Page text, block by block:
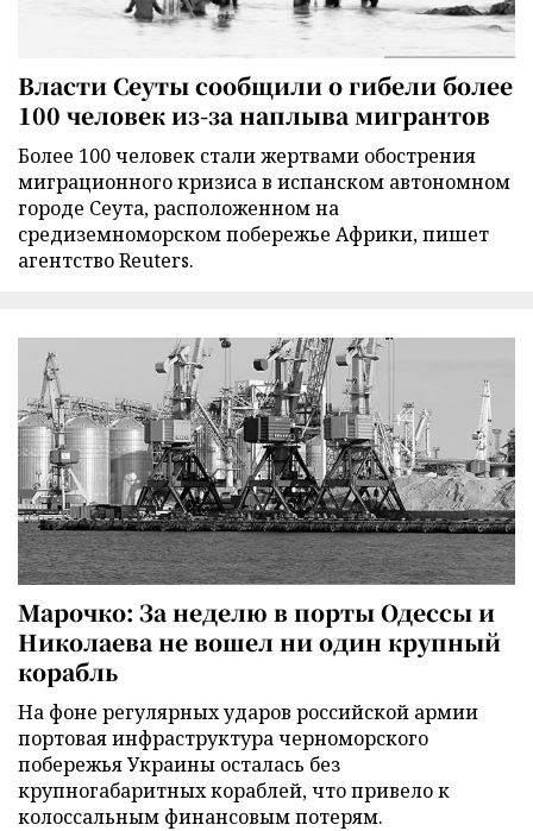
Власти Сеуты сообщили о гибели более
100 человек из-за наплыва мигрантов
Более 100 человек стали жертвами обострения
миграционного кризиса в испанском автономном
городе Сеута, расположенном на
средиземноморском побережье Африки, пишет
агентство Reuters.
Марочко: За неделю в порты Одессы и
Николаева не вошел ни один крупный
корабль
На фоне регулярных ударов российской армии
портовая инфраструктура черноморского
побережья Украины осталась без
крупногабаритных кораблей, что привело к
колоссальным финансовым потерям.